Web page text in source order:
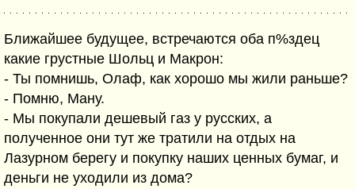
Ближайшее будущее, встречаются оба п%здец
какие грустные Шольц и Макрон:
- Ты помнишь, Олаф, как хорошо мы жили раньше?
- Помню, Ману.
- Мы покупали дешевый газ у русских, а
полученное они тут же тратили на отдых на
Лазурном берегу и покупку наших ценных бумаг, и
деньги не уходили из дома?